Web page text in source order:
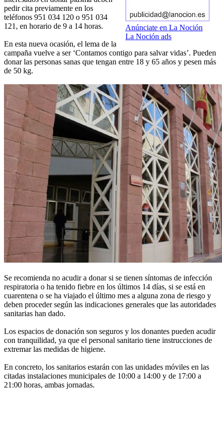
Anúnciate en La Noción
La Noción ads
pedir cita previamente en los
teléfonos 951 034 120 o 951 034
121, en horario de 9 a 14 horas.
En esta nueva ocasión, el lema de la
campaña vuelve a ser ‘Contamos contigo para salvar vidas’. Pueden
donar las personas sanas que tengan entre 18 y 65 años y pesen más
de 50 kg.
Se recomienda no acudir a donar si se tienen síntomas de infección
respiratoria o ha tenido fiebre en los últimos 14 días, si se está en
cuarentena o se ha viajado el último mes a alguna zona de riesgo y
deben proceder según las indicaciones generales que las autoridades
sanitarias han dado.
Los espacios de donación son seguros y los donantes pueden acudir
con tranquilidad, ya que el personal sanitario tiene instrucciones de
extremar las medidas de higiene.
En concreto, los sanitarios estarán con las unidades móviles en las
citadas instalaciones municipales de 10:00 a 14:00 y de 17:00 a
21:00 horas, ambas jornadas.